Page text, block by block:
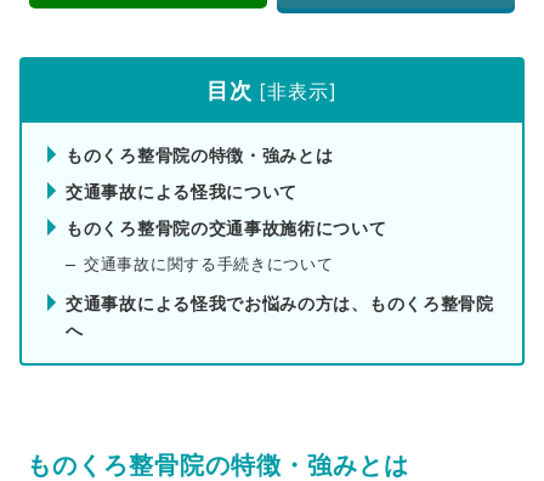
目次 [非表示]
ものくろ整骨院の特徴・強みとは
交通事故による怪我について
ものくろ整骨院の交通事故施術について
交通事故に関する手続きについて
交通事故による怪我でお悩みの方は、ものくろ整骨院
へ
ものくろ整骨院の特徴・強みとは